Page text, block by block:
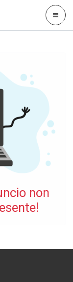
non